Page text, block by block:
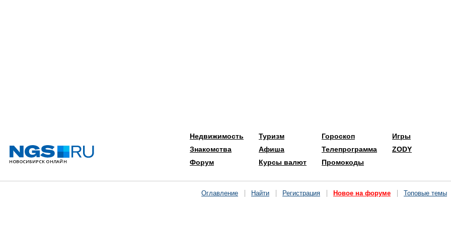
Недвижимость
Знакомства
Форум
Туризм
Афиша
Курсы валют
Гороскоп
Телепрограмма
Промокоды
Игры
ZODY
Оглавление Найти Регистрация Новое на форуме Топовые темы